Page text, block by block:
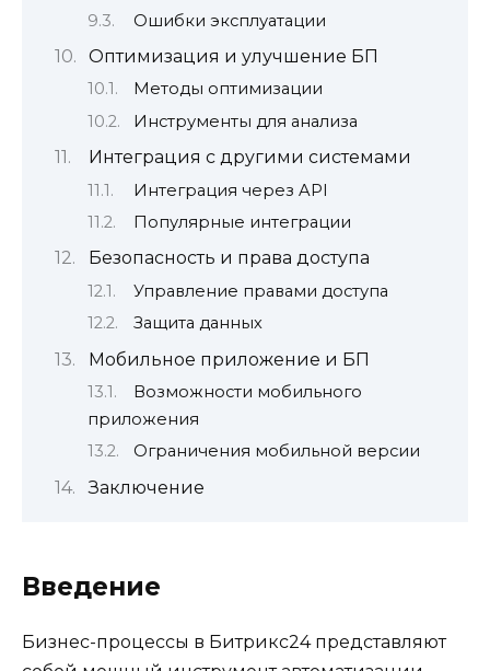
Ошибки эксплуатации
Оптимизация и улучшение БП
Методы оптимизации
Инструменты для анализа
Интеграция с другими системами
Интеграция через API
Популярные интеграции
Безопасность и права доступа
Управление правами доступа
Защита данных
Мобильное приложение и БП
Возможности мобильного
приложения
Ограничения мобильной версии
Заключение
Введение
Бизнес-процессы в Битрикс24 представляют